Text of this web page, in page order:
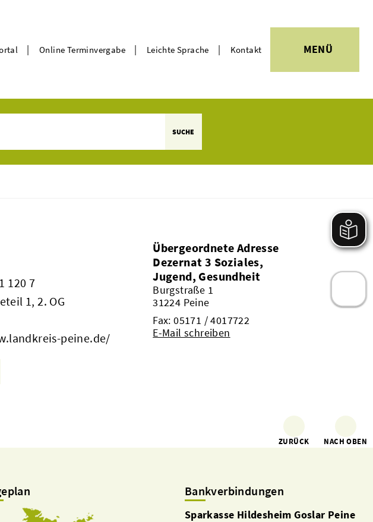
| Online Terminvergabe | Leichte Sprache | Kontakt MENÜ
SUCHE
120 7
1, 2. OG
peine.de/
Übergeordnete Adresse
Dezernat 3 Soziales,
Jugend, Gesundheit
Burgstraße 1
31224 Peine
Fax: 05171 / 4017722
E-Mail schreiben
ZURÜCK NACH OBEN
Bankverbindungen
Sparkasse Hildesheim Goslar Peine